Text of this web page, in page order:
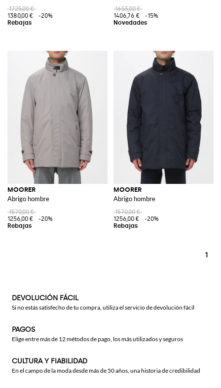
1725,00 €
1380,00 €
-20%
1655,00 €
1406,76 €
-15%
MOORER
Abrigo hombre
1570,00 €
1256,00 €
-20%
MOORER
Abrigo hombre
1570,00 €
1256,00 €
-20%
1
DEVOLUCIÓN FÁCIL
Si no estás satisfecho de tu compra, utiliza el servicio de devolución fácil
PAGOS
Elige entre más de 12 métodos de pago, los más utilizados y seguros
CULTURA Y FIABILIDAD
En el campo de la moda desde más de 50 años, una historia de credibilidad